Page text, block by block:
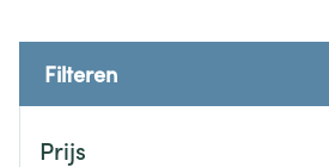
Filteren
Prijs